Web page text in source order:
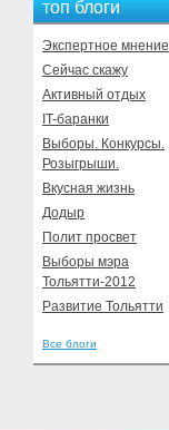
топ блоги
Экспертное мнение
Сейчас скажу
Активный отдых
IT-баранки
Выборы. Конкурсы.
Розыгрыши.
Вкусная жизнь
Додыр
Полит просвет
Выборы мэра
Тольятти-2012
Развитие Тольятти
Все блоги